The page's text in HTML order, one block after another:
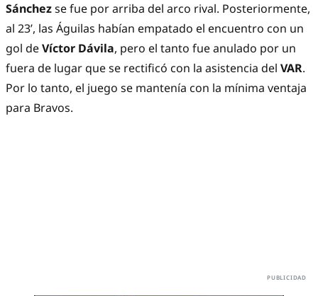
Sánchezse fue por arriba del arco rival. Posteriormente,
al 23’, las Águilas habían empatado el encuentro con un
gol deVíctor Dávila, pero el tanto fue anulado por un
fuera de lugar que se rectificó con la asistencia del VAR.
Por lo tanto, el juego se mantenía con la mínima ventaja
para Bravos.